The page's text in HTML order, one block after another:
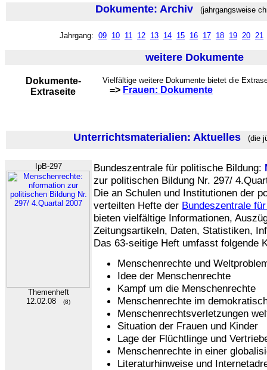
Dokumente: Archiv (jahrgangsweise
Jahrgang: 09 10 11 12 13 14 15 16 17 18 19 20 21
weitere Dokumente
Dokumente-
Extraseite
Vielfältige weitere Dokumente bietet die
=> Frauen: Dokumente
Unterrichtsmaterialien: Aktuelles (die
IpB-297
Themenheft
12.02.08
(8)
Bundeszentrale für politische Bildung:
zur politischen Bildung Nr. 297/
Die an Schulen und Institutionen der
verteilten Hefte der Bundeszentrale
bieten vielfältige Informationen,
Zeitungsartikeln, Daten, Statistiken,
Das 63-seitige Heft umfasst folgende
Menschenrechte und
Idee der Menschenrechte
Kampf um die Menschenrechte
Menschenrechte im
Menschenrechtsverletzungen
Situation der Frauen und Kinder
Lage der Flüchtlinge und
Menschenrechte in einer
Literaturhinweise und